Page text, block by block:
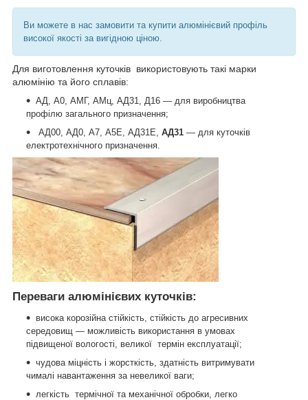
Ви можете в нас замовити та купити алюмінієвий профіль
високої якості за вигідною ціною.
Для виготовлення куточків використовують такі марки
алюмінію та його сплавів:
АД, А0, АМГ, АМц, АД31, Д16 — для виробництва
профілю загального призначення;
АД00, АД0, А7, А5Е, АД31Е, АД31 — для куточків
електротехнічного призначення.
Переваги алюмінієвих куточків:
висока корозійна стійкість, стійкість до агресивних
середовищ — можливість використання в умовах
підвищеної вологості, великої термін експлуатації;
чудова міцність і жорсткість, здатність витримувати
чималі навантаження за невеликої ваги;
легкість термічної та механічної обробки, легко